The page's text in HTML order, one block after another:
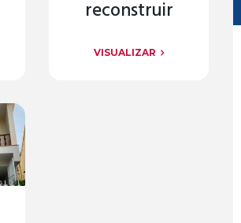
reconstruir
VISUALIZAR